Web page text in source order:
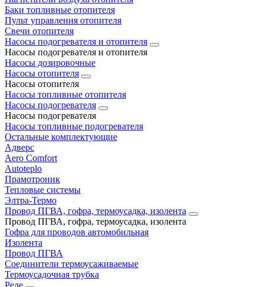
Баки топливные отопителя
Пульт управления отопителя
Свечи отопителя
Насосы подогревателя и отопителя
Насосы подогревателя и отопителя
Насосы дозировочные
Насосы отопителя
Насосы отопителя
Насосы топливные отопителя
Насосы подогревателя
Насосы подогревателя
Насосы топливные подогревателя
Остальные комплектующие
Адверс
Aero Comfort
Autoteplo
Прамотроник
Тепловые системы
Элтра-Термо
Провод ПГВА, гофра, термоусадка, изолента
Провод ПГВА, гофра, термоусадка, изолента
Гофра для проводов автомобильная
Изолента
Провод ПГВА
Соединители термоусаживаемые
Термоусадочная трубка